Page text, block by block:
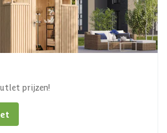
prijzen!